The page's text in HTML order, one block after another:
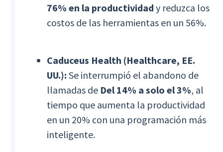
76% en la productividad y reduzca los
costos de las herramientas en un 56%.
Caduceus Health (Healthcare, EE.
UU.): Se interrumpió el abandono de
llamadas de Del 14% a solo el 3%, al
tiempo que aumenta la productividad
en un 20% con una programación más
inteligente.